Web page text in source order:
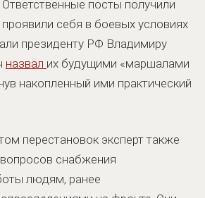
посты получили
себя в боевых условиях
президенту РФ Владимиру
назвал их будущими «маршалами
накопленный ими практический
перестановок эксперт также
снабжения
людям, ранее